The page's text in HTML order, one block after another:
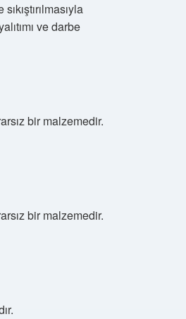
ve darbe
bir malzemedir.
bir malzemedir.